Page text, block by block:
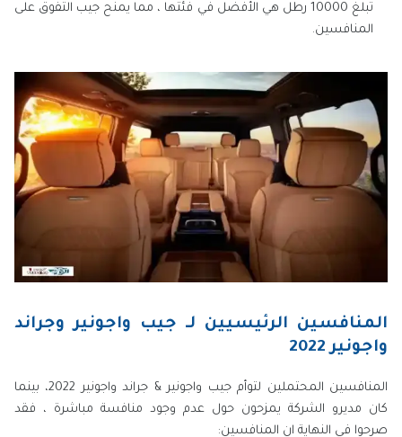
تبلغ 10000 رطل هي الأفضل في فئتها ، مما يمنح جيب التفوق على
المنافسين.
المنافسين الرئيسيين لـ جيب واجونير وجراند
واجونير 2022
المنافسين المحتملين لتوأم جيب واجونير & جراند واجونير 2022، بينما
كان مديرو الشركة يمزحون حول عدم وجود منافسة مباشرة ، فقد
صرحوا في النهاية ان المنافسين: